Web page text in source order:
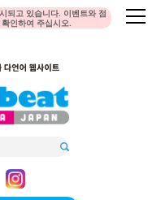
되고 있습니다. 이벤트와 점
인하여 주십시오.